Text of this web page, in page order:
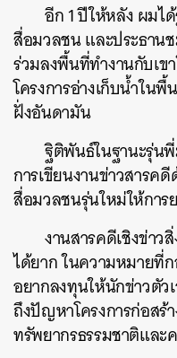
อีก 1 ปีให้หลัง ผมไ
สื่อมวลชน และประธาน
ร่วมลงพื้นที่ทำงานกับเข
โครงการอ่างเก็บน้ำใน
ฝั่งอันดามัน
ฐิติพันธ์ในฐานะรุ่น
การเขียนงานข่าวสารค
สื่อมวลชนรุ่นใหม่ให้กา
งานสารคดีเชิงข่า
ได้ยาก ในความหมายที่
อยากลงทุนให้นักข่าวตัว
ถึงปัญหาโครงการก่อสร้
ทรัพยากรธรรมชาติแล